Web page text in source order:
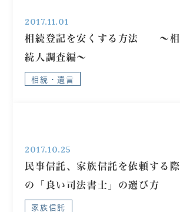
2017.11.01
相続登記を安くする方法 ～相
続人調査編～
相続・遺言
2017.10.25
民事信託、家族信託を依頼する際
の「良い司法書士」の選び方
家族信託